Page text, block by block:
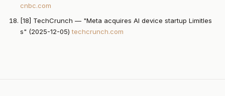
cnbc.com
[18] TechCrunch — "Meta acquires AI device startup Limitles
s" (2025-12-05)techcrunch.com